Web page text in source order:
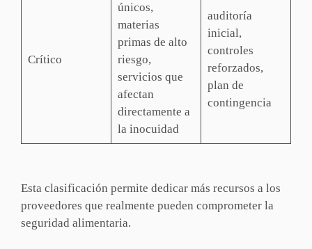
Crítico
únicos,
materias
primas de alto
riesgo,
servicios que
afectan
directamente a
la inocuidad
auditoría
inicial,
controles
reforzados,
plan de
contingencia
Esta clasificación permite dedicar más recursos a los
proveedores que realmente pueden comprometer la
seguridad alimentaria.